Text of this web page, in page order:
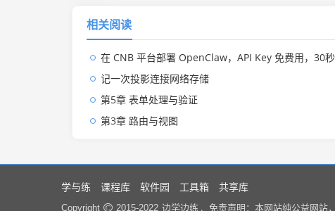
相关阅读
在 CNB 平台部署 OpenClaw，API Key 免费用，30秒搞
记一次投影连接网络存储
第5章 表单处理与验证
第3章 路由与视图
学与练 课程库 软件园 工具箱 共享库
Copyright 2015-2022 边学边练 . 免责声明：本网站纯公益网站